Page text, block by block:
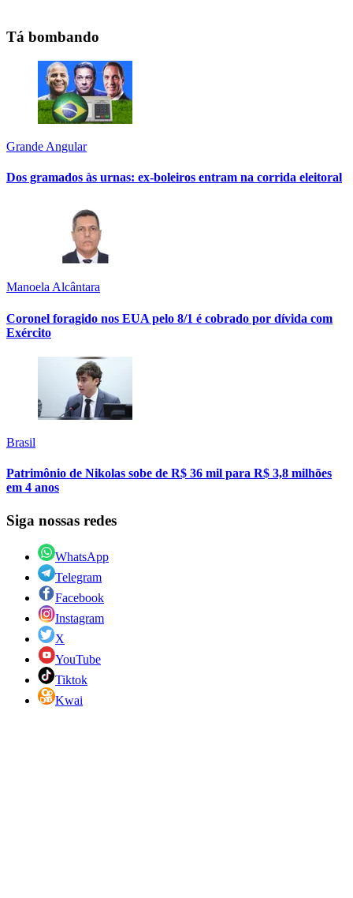
Tá bombando
Grande Angular
Dos gramados às urnas: ex-boleiros entram na corrida eleitoral
Manoela Alcântara
Coronel foragido nos EUA pelo 8/1 é cobrado por dívida com
Exército
Brasil
Patrimônio de Nikolas sobe de R$ 36 mil para R$ 3,8 milhões
em 4 anos
Siga nossas redes
WhatsApp
Telegram
Facebook
Instagram
X
YouTube
Tiktok
Kwai